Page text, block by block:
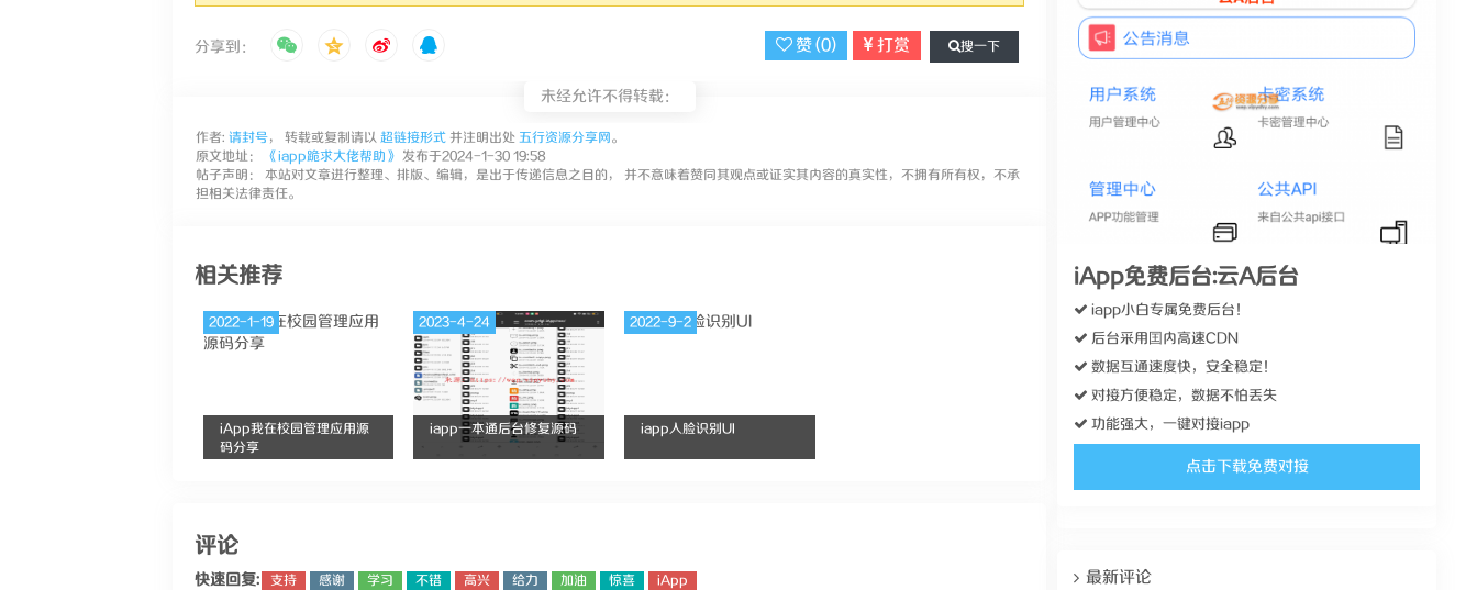
分享到： 赞 (0) 打赏 搜一下
未经允许不得转载：
作者: 请封号， 转载或复制请以 超链接形式 并注明出处 五行资源分享网。
原文地址：
《iapp跪求大佬帮助》 发布于2024-1-30 19:58
帖子声明： 本站对文章进行整理、排版、编辑，是出于传递信息之目的， 并不意味着赞同其观点或证实其内容的真实性，不拥有所有权，不承
担相关法律责任。
相关推荐
iApp我在校园管理应用源
码分享
2022-1-19
iapp一本通后台修复源码
2023-4-24
iapp人脸识别UI
2022-9-2
评论
快速回复: 支持 感谢 学习 不错 高兴 给力 加油 惊喜 iApp
iApp免费后台:云A后台
iapp小白专属免费后台！
后台采用囯内高速CDN
数据互通速度快，安全稳定！
对接方便稳定，数据不怕丢失
功能强大，一键对接iapp
点击下载免费对接
最新评论